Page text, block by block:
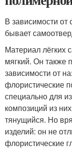
В зависимости от
бывает
Материал лёгких
мягкий. Он также
зависимости от
флористические
специально для
композиций из
тянущийся. Но
изделий: он не
флористические